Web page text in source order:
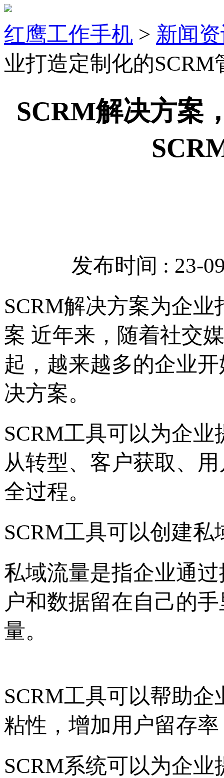
红鹰工作手机 > 新闻
业打造定制化的SCRM
SCRM解决方案
发布时间 : 23-
SCRM解决方案为企
案 近年来，随着社交
起，越来越多的企业
决方案。
SCRM工具可以为企
从转型、客户获取、
全过程。
SCRM工具可以创建私
私域流量是指企业通
户和数据留在自己的
量。
SCRM工具可以帮助
粘性，增加用户留存
SCRM系统可以为企